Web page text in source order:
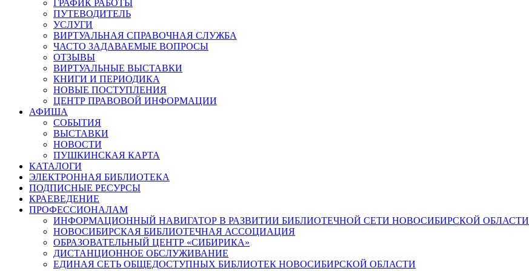
ГРАФИК РАБОТЫ
ПУТЕВОДИТЕЛЬ
УСЛУГИ
ВИРТУАЛЬНАЯ СПРАВОЧНАЯ СЛУЖБА
ЧАСТО ЗАДАВАЕМЫЕ ВОПРОСЫ
ОТЗЫВЫ
ВИРТУАЛЬНЫЕ ВЫСТАВКИ
КНИГИ И ПЕРИОДИКА
НОВЫЕ ПОСТУПЛЕНИЯ
ЦЕНТР ПРАВОВОЙ ИНФОРМАЦИИ
АФИША
СОБЫТИЯ
ВЫСТАВКИ
НОВОСТИ
ПУШКИНСКАЯ КАРТА
КАТАЛОГИ
ЭЛЕКТРОННАЯ БИБЛИОТЕКА
ПОДПИСНЫЕ РЕСУРСЫ
КРАЕВЕДЕНИЕ
ПРОФЕССИОНАЛАМ
ИНФОРМАЦИОННЫЙ НАВИГАТОР В РАЗВИТИИ БИБЛИОТЕЧНОЙ СЕТИ НОВОСИБИРСКОЙ ОБЛАСТИ
НОВОСИБИРСКАЯ БИБЛИОТЕЧНАЯ АССОЦИАЦИЯ
ОБРАЗОВАТЕЛЬНЫЙ ЦЕНТР «СИБИРИКА»
ДИСТАНЦИОННОЕ ОБСЛУЖИВАНИЕ
ЕДИНАЯ СЕТЬ ОБЩЕДОСТУПНЫХ БИБЛИОТЕК НОВОСИБИРСКОЙ ОБЛАСТИ